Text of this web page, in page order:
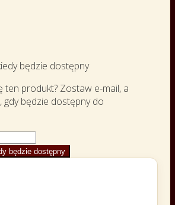
będzie dostępny
ten produkt? Zostaw e-mail, a
gdy będzie dostępny do
będzie dostępny